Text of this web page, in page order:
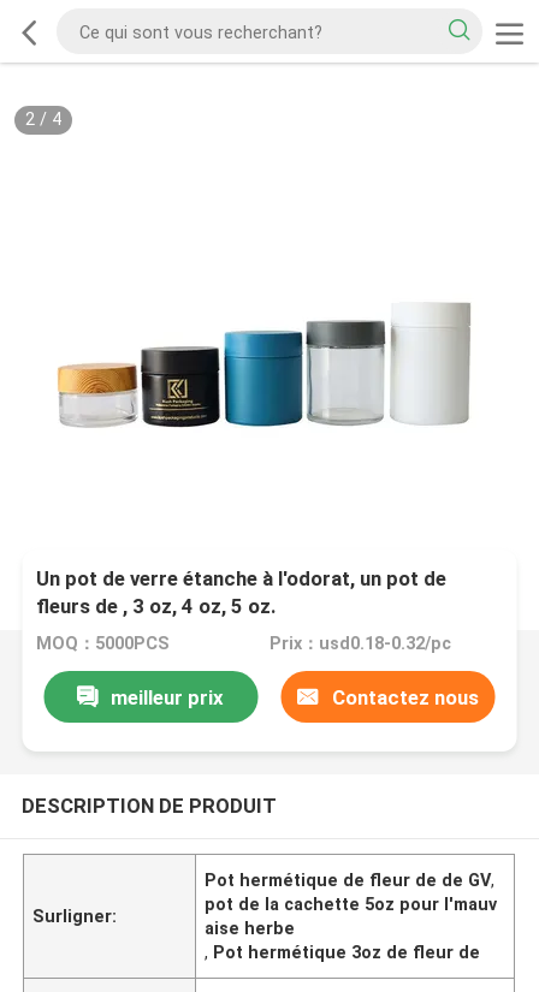
2/ 4
Un pot de verre étanche à l'odorat, un pot de
fleurs de , 3 oz, 4 oz, 5 oz.
MOQ：5000PCS Prix：usd0.18-0.32/pc
meilleur prix Contactez nous
DESCRIPTION DE PRODUIT
Surligner:
Pot hermétique de fleur de de GV,
pot de la cachette 5oz pour l'mauv
aise herbe
, Pot hermétique 3oz de fleur de